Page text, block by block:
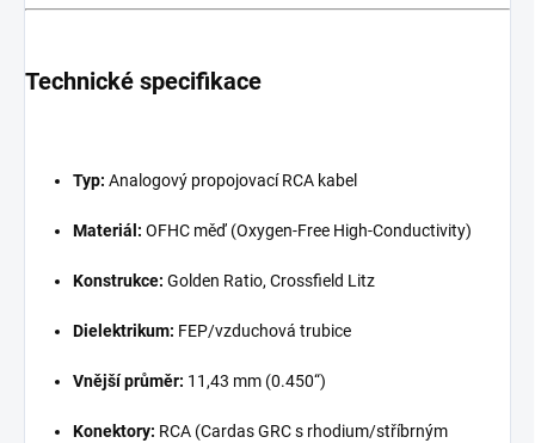
Technické specifikace
Typ: Analogový propojovací RCA kabel
Materiál: OFHC měď (Oxygen-Free High-Conductivity)
Konstrukce: Golden Ratio, Crossfield Litz
Dielektrikum: FEP/vzduchová trubice
Vnější průměr: 11,43 mm (0.450“)
Konektory: RCA (Cardas GRC s rhodium/stříbrným